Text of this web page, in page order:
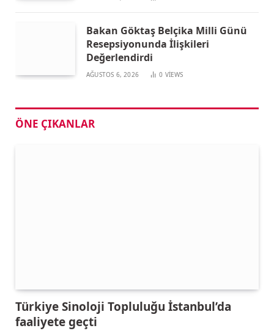
Bakan Göktaş Belçika Milli Günü
Resepsiyonunda İlişkileri
Değerlendirdi
AĞUSTOS 6, 2026 0 VIEWS
ÖNE ÇIKANLAR
Türkiye Sinoloji Topluluğu İstanbul’da
faaliyete geçti